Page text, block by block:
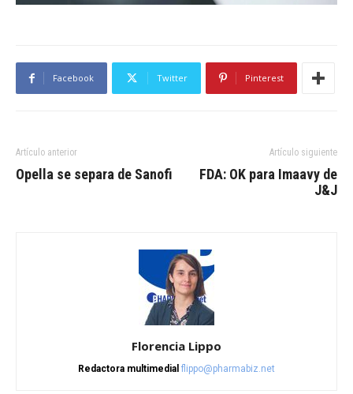
Facebook Twitter Pinterest
Artículo anterior
Opella se separa de Sanofi
Artículo siguiente
FDA: OK para Imaavy de
J&J
Florencia Lippo
Redactora multimedial flippo@pharmabiz.net